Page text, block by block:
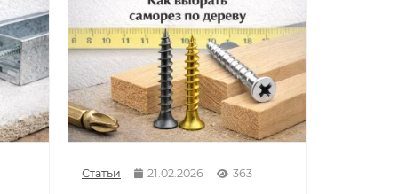
Статьи 21.02.2026 363